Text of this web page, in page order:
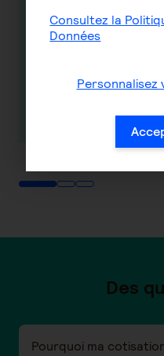
faut savoir sur
la retraite
Des
Pourquoi ma
Consultez la
Données
Personnalisez